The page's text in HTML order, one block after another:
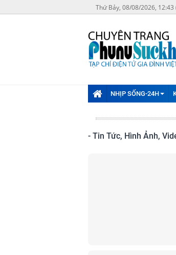
Thứ Bảy, 08/08/2026, 12:43
NHỊP SỐNG-24H
- Tin Tức, Hình Ảnh,